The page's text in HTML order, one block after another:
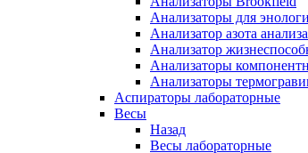
Анализаторы для
Анализатор азота
Анализатор
Анализаторы
Анализаторы
Аспираторы лабораторные
Весы
Назад
Весы лабораторные